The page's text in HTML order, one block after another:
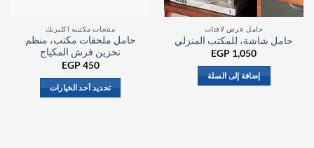
حامل عرض لافتات
حامل شاشة، للمكتب المنزلي
EGP 1,050
إضافة إلى السلة
منتجات مكتبيه اكليريك
حامل ملحقات مكتب، منظم
تخزين فرش المكياج
EGP450
تحديد أحد الخيارات